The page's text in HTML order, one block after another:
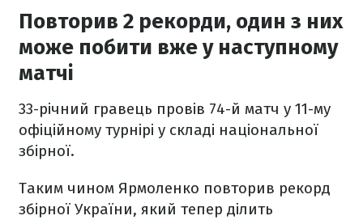
Повторив 2 рекорди, один з них
може побити вже у наступному
матчі
33-річний гравець провів 74-й матч у 11-му
офіційному турнірі у складі національної
збірної.
Таким чином Ярмоленко повторив рекорд
збірної України, який тепер ділить